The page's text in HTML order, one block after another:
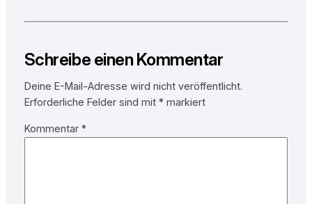
Schreibe einen Kommentar
Deine E-Mail-Adresse wird nicht veröffentlicht.
Erforderliche Felder sind mit *markiert
Kommentar *